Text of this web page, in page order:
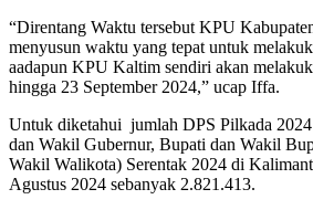
“Direntang Waktu tersebut KPU
menyusun waktu yang tepat untuk
aadapun KPU Kaltim sendiri akan
hingga 23 September 2024,” ucap Iffa.
Untuk diketahui jumlah DPS Pilkada
dan Wakil Gubernur, Bupati dan Wakil
Wakil Walikota) Serentak 2024 di
Agustus 2024 sebanyak 2.821.413.